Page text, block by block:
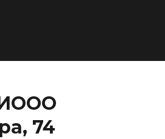
ИООО
74